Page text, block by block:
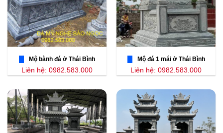
Mộ bành đá ở Thái Bình
Liên hệ: 0982.583.000
Mộ đá 1 mái ở Thái Bình
Liên hệ: 0982.583.000